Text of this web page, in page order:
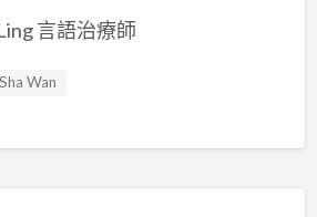
言語治療師
Wan